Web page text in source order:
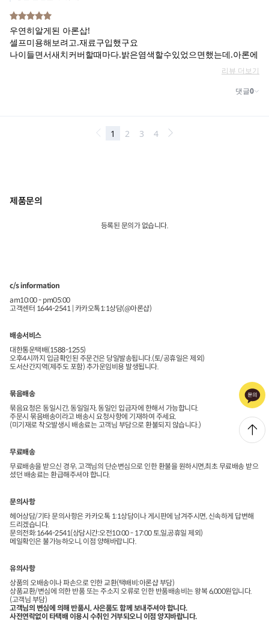
제품문의
등록된 문의가 없습니다.
c/s information
am10:00 - pm05:00
고객센터 1644-2541 | 카카오톡1:1상담(@아론샵)
배송서비스
대한통운택배(1588-1255)
오후4시까지 입금확인된 주문건은 당일발송됩니다.(토/공휴일은 제외)
도서산간지역(제주도 포함) 추가운임비용 발생됩니다.
묶음배송
묶음요청은 동일시간, 동일일자, 동일인 입금자에 한해서 가능합니다.
주문시 묶음배송이라고 배송시 요청사항에 기재하여 주세요.
(미기재로 착오발생시 배송료는 고객님 부담으로 환불되지 않습니다.)
무료배송
무료배송을 받으신 경우, 고객님의 단순변심으로 인한 환불을 원하시면,최초 무료배송 받으
셨던 배송료는 환급해주셔야 합니다.
문의사항
헤어상담/기타 문의사항은 카카오톡 1:1상담이나 게시판에 남겨주시면, 신속하게 답변해
드리겠습니다.
문의전화:1644-2541(상담시간:오전10:00 - 17:00 토,일,공휴일 제외)
메일확인은 불가능하오니, 이점 양해바랍니다.
유의사항
상품의 오배송이나 파손으로 인한 교환(택배비:아론샵 부담)
상품교환/변심에 의한 반품 또는 주소지 오류로 인한 반품배송비는 왕복 6,000원입니다.
(고객님 부담)
고객님의 변심에 의해 반품시, 사은품도 함께 보내주셔야 합니다.
사전연락없이 타택배 이용시 수취인 거부되오니 이점 양지바랍니다.